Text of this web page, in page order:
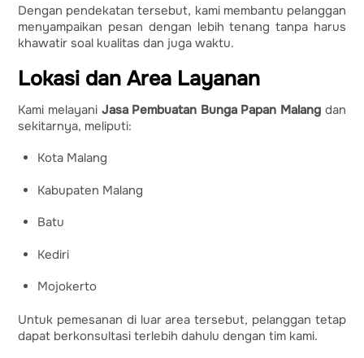
Dengan pendekatan tersebut, kami membantu pelanggan
menyampaikan pesan dengan lebih tenang tanpa harus
khawatir soal kualitas dan juga waktu.
Lokasi dan Area Layanan
Kami melayani Jasa Pembuatan Bunga Papan Malang dan
sekitarnya, meliputi:
Kota Malang
Kabupaten Malang
Batu
Kediri
Mojokerto
Untuk pemesanan di luar area tersebut, pelanggan tetap
dapat berkonsultasi terlebih dahulu dengan tim kami.